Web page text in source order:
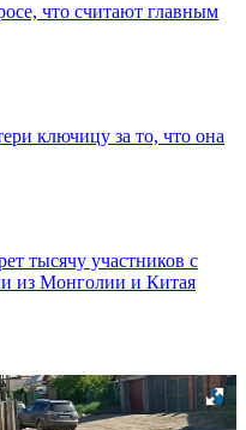
что считают главным
ключицу за то, что она
тысячу участников с
из Монголии и Китая